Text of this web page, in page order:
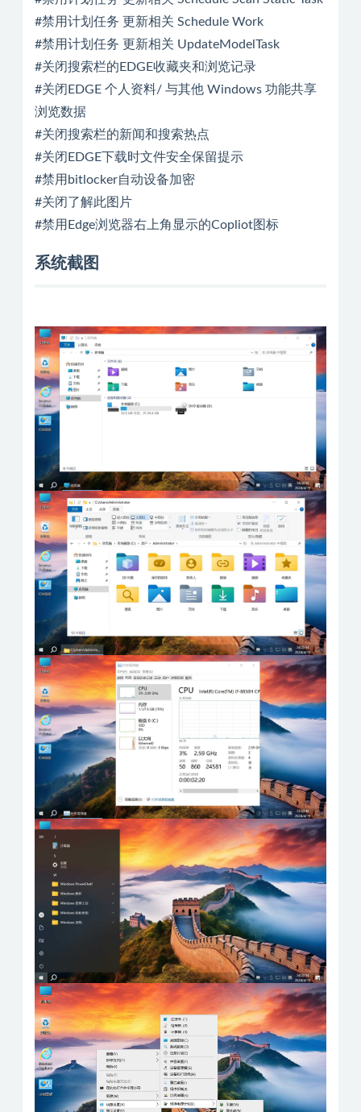
#禁用计划任务 更新相关 Schedule Work
#禁用计划任务 更新相关 UpdateModelTask
#关闭搜索栏的EDGE收藏夹和浏览记录
#关闭EDGE 个人资料/ 与其他 Windows 功能共享
浏览数据
#关闭搜索栏的新闻和搜索热点
#关闭EDGE下载时文件安全保留提示
#禁用bitlocker自动设备加密
#关闭了解此图片
#禁用Edge浏览器右上角显示的Copliot图标
系统截图